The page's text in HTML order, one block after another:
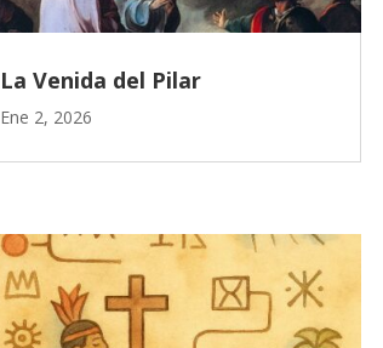
La Venida del Pilar
Ene 2, 2026